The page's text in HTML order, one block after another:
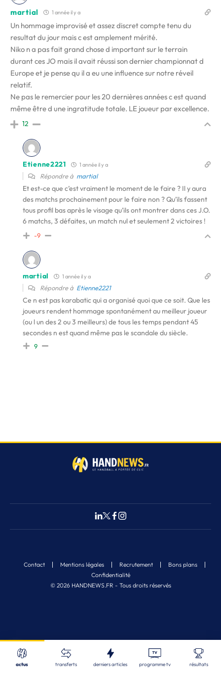
Recherche
Fermer
martial 1 année il y a
Un hommage improvisé et assez discret compte tenu du
resultat du jour mais c est amplement mérité.
Niko n a pas fait grand chose d important sur le terrain
durant ces JO mais il avait réussi son dernier championnat d
Europe et je pense qu il a eu une influence sur notre réveil
relatif.
Ne pas le remercier pour les 20 dernières années c est quand
même être d une ingratitude totale. LE joueur par excellence.
12
Etienne2221 1 année il y a
Répondre à martial
Et est-ce que c’est vraiment le moment de le faire ? Il y aura
des matchs prochainement pour le faire non ? Qu’ils fassent
tous profil bas après le visage qu’ils ont montrer dans ces J.O.
6 matchs, 3 défaites, un match nul et seulement 2 victoires !
-9
martial 1 année il y a
Répondre à Etienne2221
Ce n est pas karabatic qui a organisé quoi que ce soit. Que les
joueurs rendent hommage spontanément au meilleur joueur
(ou l un des 2 ou 3 meilleurs) de tous les temps pendant 45
secondes n est quand même pas le scandale du siècle.
9
© 2026 HANDNEWS.FR - Tous droits réservés
Contact Mentions légales Recrutement
Bons plans
Confidentialité
actus transferts derniers articles programme tv résultats
Nos derniers articles
STL | 06/08/2026
18